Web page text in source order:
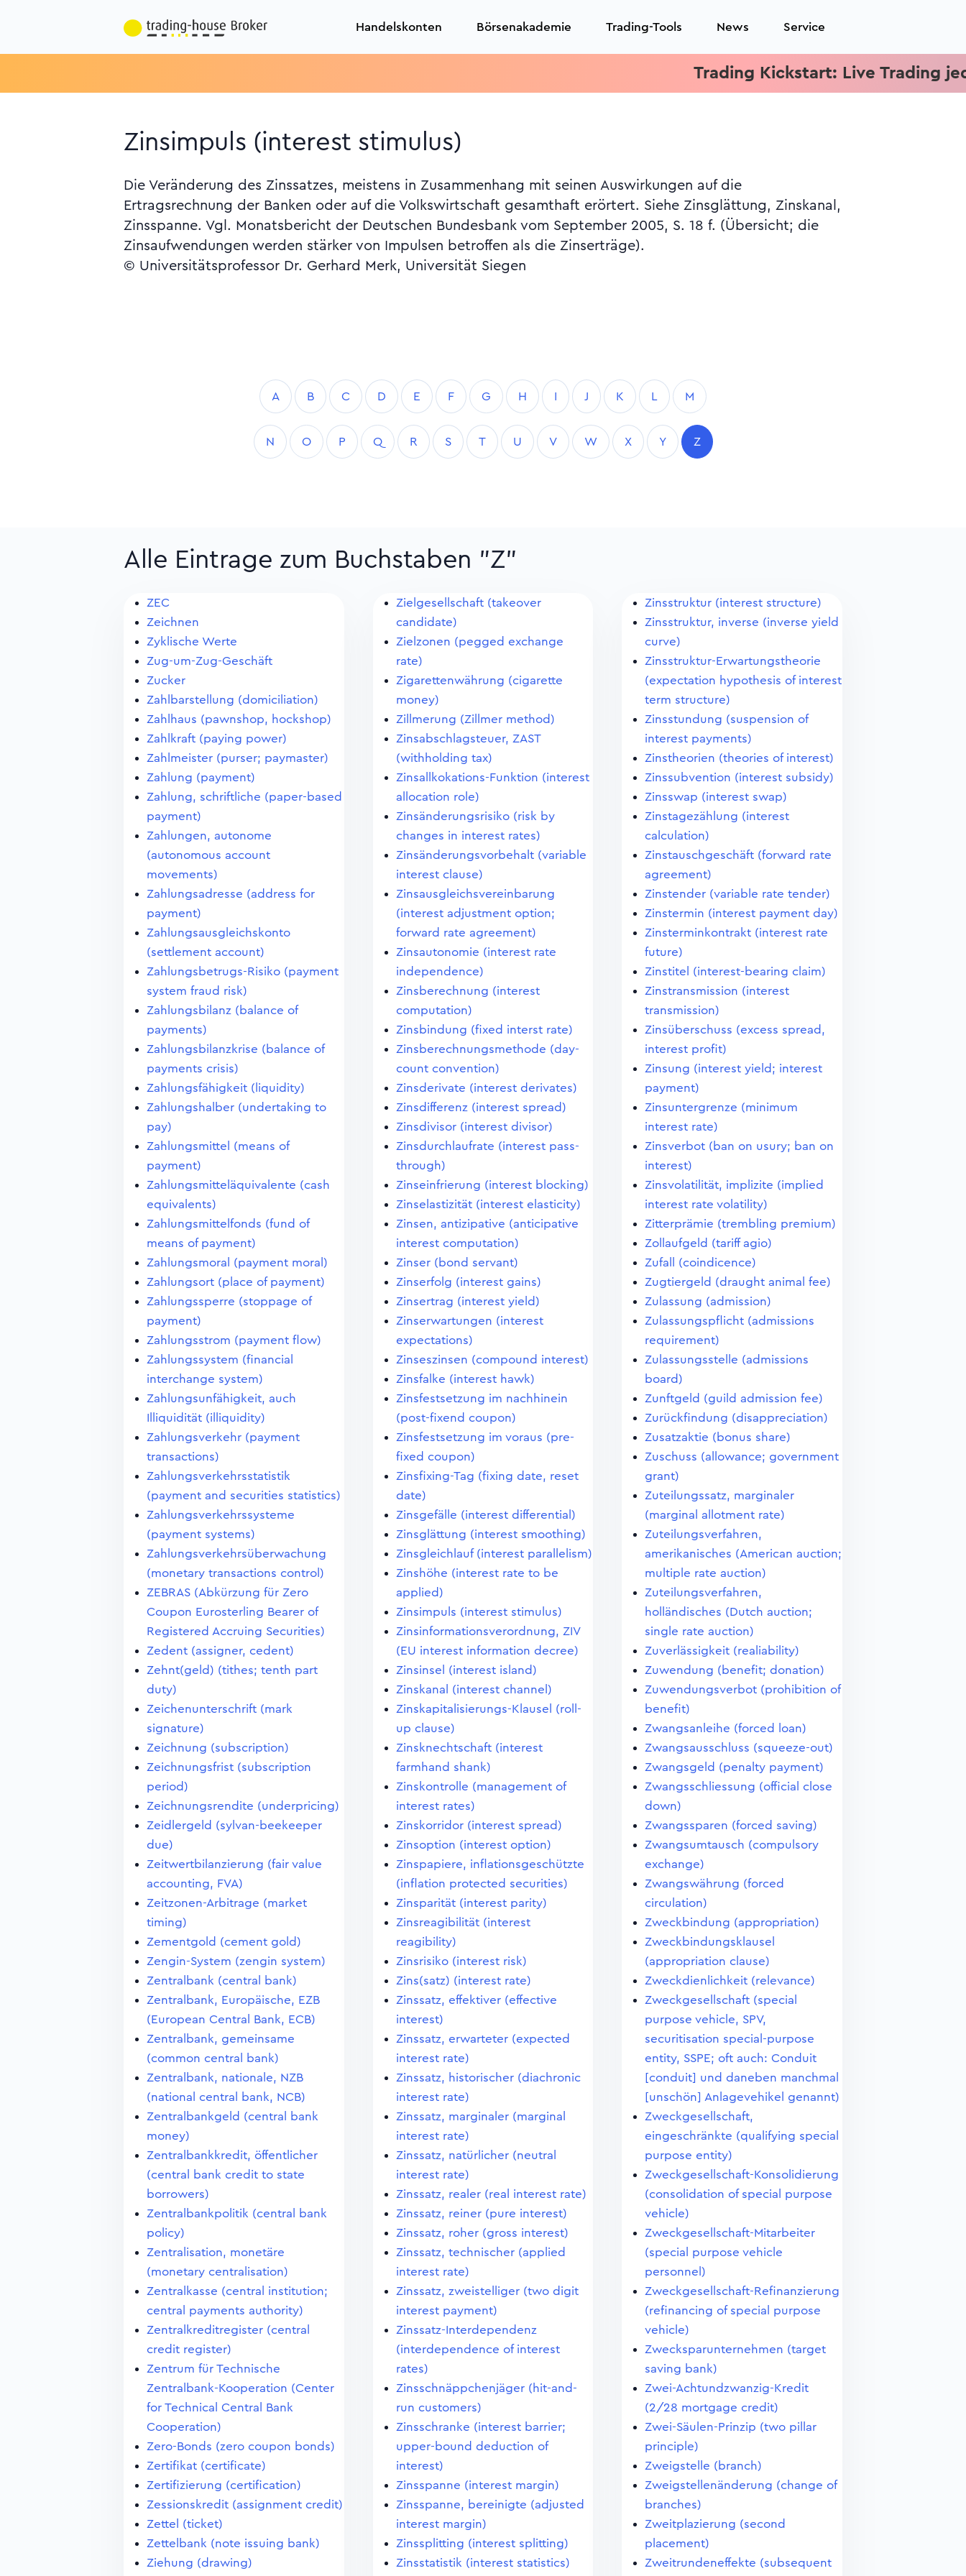
Handelskonten Börsenakademie Trading-Tools News Service
Trading Kickstart: Live Trading jeden
Zinsimpuls (interest stimulus)
Die Veränderung des Zinssatzes, meistens in Zusammenhang mit seinen Auswirkungen auf die
Ertragsrechnung der Banken oder auf die Volkswirtschaft gesamthaft erörtert. Siehe Zinsglättung, Zinskanal,
Zinsspanne. Vgl. Monatsbericht der Deutschen Bundesbank vom September 2005, S. 18 f. (Übersicht; die
Zinsaufwendungen werden stärker von Impulsen betroffen als die Zinserträge).
© Universitätsprofessor Dr. Gerhard Merk, Universität Siegen
A B C D E F G H I J K L M
N O P Q R S T U V W X Y Z
Alle Eintrage zum Buchstaben "Z"
ZEC
Zeichnen
Zyklische Werte
Zug-um-Zug-Geschäft
Zucker
Zahlbarstellung (domiciliation)
Zahlhaus (pawnshop, hockshop)
Zahlkraft (paying power)
Zahlmeister (purser; paymaster)
Zahlung (payment)
Zahlung, schriftliche (paper-based
payment)
Zahlungen, autonome
(autonomous account
movements)
Zahlungsadresse (address for
payment)
Zahlungsausgleichskonto
(settlement account)
Zahlungsbetrugs-Risiko (payment
system fraud risk)
Zahlungsbilanz (balance of
payments)
Zahlungsbilanzkrise (balance of
payments crisis)
Zahlungsfähigkeit (liquidity)
Zahlungshalber (undertaking to
pay)
Zahlungsmittel (means of
payment)
Zahlungsmitteläquivalente (cash
equivalents)
Zahlungsmittelfonds (fund of
means of payment)
Zahlungsmoral (payment moral)
Zahlungsort (place of payment)
Zahlungssperre (stoppage of
payment)
Zahlungsstrom (payment flow)
Zahlungssystem (financial
interchange system)
Zahlungsunfähigkeit, auch
Illiquidität (illiquidity)
Zahlungsverkehr (payment
transactions)
Zahlungsverkehrsstatistik
(payment and securities statistics)
Zahlungsverkehrssysteme
(payment systems)
Zahlungsverkehrsüberwachung
(monetary transactions control)
ZEBRAS (Abkürzung für Zero
Coupon Eurosterling Bearer of
Registered Accruing Securities)
Zedent (assigner, cedent)
Zehnt(geld) (tithes; tenth part
duty)
Zeichenunterschrift (mark
signature)
Zeichnung (subscription)
Zeichnungsfrist (subscription
period)
Zeichnungsrendite (underpricing)
Zeidlergeld (sylvan-beekeeper
due)
Zeitwertbilanzierung (fair value
accounting, FVA)
Zeitzonen-Arbitrage (market
timing)
Zementgold (cement gold)
Zengin-System (zengin system)
Zentralbank (central bank)
Zentralbank, Europäische, EZB
(European Central Bank, ECB)
Zentralbank, gemeinsame
(common central bank)
Zentralbank, nationale, NZB
(national central bank, NCB)
Zentralbankgeld (central bank
money)
Zentralbankkredit, öffentlicher
(central bank credit to state
borrowers)
Zentralbankpolitik (central bank
policy)
Zentralisation, monetäre
(monetary centralisation)
Zentralkasse (central institution;
central payments authority)
Zentralkreditregister (central
credit register)
Zentrum für Technische
Zentralbank-Kooperation (Center
for Technical Central Bank
Cooperation)
Zero-Bonds (zero coupon bonds)
Zertifikat (certificate)
Zertifizierung (certification)
Zessionskredit (assignment credit)
Zettel (ticket)
Zettelbank (note issuing bank)
Ziehung (drawing)
Zielgesellschaft (takeover
candidate)
Zielzonen (pegged exchange
rate)
Zigarettenwährung (cigarette
money)
Zillmerung (Zillmer method)
Zinsabschlagsteuer, ZAST
(withholding tax)
Zinsallkokations-Funktion (interest
allocation role)
Zinsänderungsrisiko (risk by
changes in interest rates)
Zinsänderungsvorbehalt (variable
interest clause)
Zinsausgleichsvereinbarung
(interest adjustment option;
forward rate agreement)
Zinsautonomie (interest rate
independence)
Zinsberechnung (interest
computation)
Zinsbindung (fixed interst rate)
Zinsberechnungsmethode (day-
count convention)
Zinsderivate (interest derivates)
Zinsdifferenz (interest spread)
Zinsdivisor (interest divisor)
Zinsdurchlaufrate (interest pass-
through)
Zinseinfrierung (interest blocking)
Zinselastizität (interest elasticity)
Zinsen, antizipative (anticipative
interest computation)
Zinser (bond servant)
Zinserfolg (interest gains)
Zinsertrag (interest yield)
Zinserwartungen (interest
expectations)
Zinseszinsen (compound interest)
Zinsfalke (interest hawk)
Zinsfestsetzung im nachhinein
(post-fixend coupon)
Zinsfestsetzung im voraus (pre-
fixed coupon)
Zinsfixing-Tag (fixing date, reset
date)
Zinsgefälle (interest differential)
Zinsglättung (interest smoothing)
Zinsgleichlauf (interest parallelism)
Zinshöhe (interest rate to be
applied)
Zinsimpuls (interest stimulus)
Zinsinformationsverordnung, ZIV
(EU interest information decree)
Zinsinsel (interest island)
Zinskanal (interest channel)
Zinskapitalisierungs-Klausel (roll-
up clause)
Zinsknechtschaft (interest
farmhand shank)
Zinskontrolle (management of
interest rates)
Zinskorridor (interest spread)
Zinsoption (interest option)
Zinspapiere, inflationsgeschützte
(inflation protected securities)
Zinsparität (interest parity)
Zinsreagibilität (interest
reagibility)
Zinsrisiko (interest risk)
Zins(satz) (interest rate)
Zinssatz, effektiver (effective
interest)
Zinssatz, erwarteter (expected
interest rate)
Zinssatz, historischer (diachronic
interest rate)
Zinssatz, marginaler (marginal
interest rate)
Zinssatz, natürlicher (neutral
interest rate)
Zinssatz, realer (real interest rate)
Zinssatz, reiner (pure interest)
Zinssatz, roher (gross interest)
Zinssatz, technischer (applied
interest rate)
Zinssatz, zweistelliger (two digit
interest payment)
Zinssatz-Interdependenz
(interdependence of interest
rates)
Zinsschnäppchenjäger (hit-and-
run customers)
Zinsschranke (interest barrier;
upper-bound deduction of
interest)
Zinsspanne (interest margin)
Zinsspanne, bereinigte (adjusted
interest margin)
Zinssplitting (interest splitting)
Zinsstatistik (interest statistics)
Zinsstruktur (interest structure)
Zinsstruktur, inverse (inverse yield
curve)
Zinsstruktur-Erwartungstheorie
(expectation hypothesis of interest
term structure)
Zinsstundung (suspension of
interest payments)
Zinstheorien (theories of interest)
Zinssubvention (interest subsidy)
Zinsswap (interest swap)
Zinstagezählung (interest
calculation)
Zinstauschgeschäft (forward rate
agreement)
Zinstender (variable rate tender)
Zinstermin (interest payment day)
Zinsterminkontrakt (interest rate
future)
Zinstitel (interest-bearing claim)
Zinstransmission (interest
transmission)
Zinsüberschuss (excess spread,
interest profit)
Zinsung (interest yield; interest
payment)
Zinsuntergrenze (minimum
interest rate)
Zinsverbot (ban on usury; ban on
interest)
Zinsvolatilität, implizite (implied
interest rate volatility)
Zitterprämie (trembling premium)
Zollaufgeld (tariff agio)
Zufall (coindicence)
Zugtiergeld (draught animal fee)
Zulassung (admission)
Zulassungspflicht (admissions
requirement)
Zulassungsstelle (admissions
board)
Zunftgeld (guild admission fee)
Zurückfindung (disappreciation)
Zusatzaktie (bonus share)
Zuschuss (allowance; government
grant)
Zuteilungssatz, marginaler
(marginal allotment rate)
Zuteilungsverfahren,
amerikanisches (American auction;
multiple rate auction)
Zuteilungsverfahren,
holländisches (Dutch auction;
single rate auction)
Zuverlässigkeit (realiability)
Zuwendung (benefit; donation)
Zuwendungsverbot (prohibition of
benefit)
Zwangsanleihe (forced loan)
Zwangsausschluss (squeeze-out)
Zwangsgeld (penalty payment)
Zwangsschliessung (official close
down)
Zwangssparen (forced saving)
Zwangsumtausch (compulsory
exchange)
Zwangswährung (forced
circulation)
Zweckbindung (appropriation)
Zweckbindungsklausel
(appropriation clause)
Zweckdienlichkeit (relevance)
Zweckgesellschaft (special
purpose vehicle, SPV,
securitisation special-purpose
entity, SSPE; oft auch: Conduit
[conduit] und daneben manchmal
[unschön] Anlagevehikel genannt)
Zweckgesellschaft,
eingeschränkte (qualifying special
purpose entity)
Zweckgesellschaft-Konsolidierung
(consolidation of special purpose
vehicle)
Zweckgesellschaft-Mitarbeiter
(special purpose vehicle
personnel)
Zweckgesellschaft-Refinanzierung
(refinancing of special purpose
vehicle)
Zwecksparunternehmen (target
saving bank)
Zwei-Achtundzwanzig-Kredit
(2/28 mortgage credit)
Zwei-Säulen-Prinzip (two pillar
principle)
Zweigstelle (branch)
Zweigstellenänderung (change of
branches)
Zweitplazierung (second
placement)
Zweitrundeneffekte (subsequent